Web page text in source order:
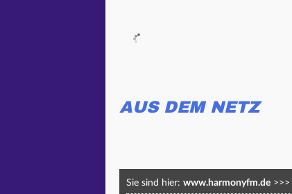
AUS DEM NETZ
Sie sind hier: www.harmonyfm.de >>>